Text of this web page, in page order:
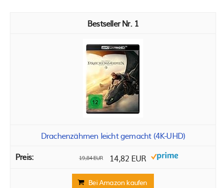
1
Drachenzähmen leicht gemacht (4K-UHD)
19,84 EUR 14,82 EUR
Bei Amazon kaufen